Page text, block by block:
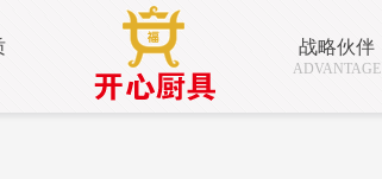
战略伙伴
ADVANTAGE